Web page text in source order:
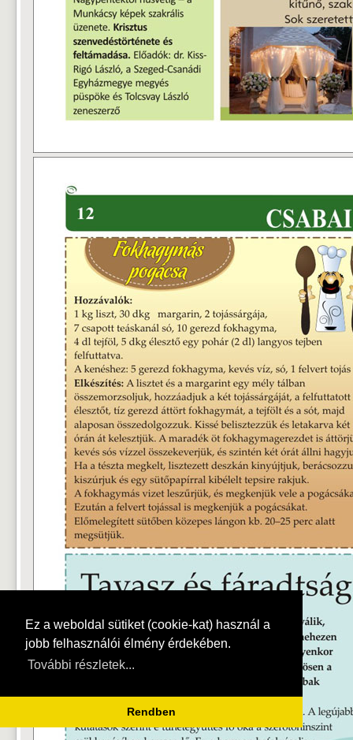
Ez a weboldal sütiket (cookie-kat) használ a
jobb felhasználói élmény érdekében.
További részletek...
Rendben